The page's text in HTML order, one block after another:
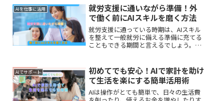
用方法について解説します。
AIを仕事に活用
就労支援に通いながら準備！外
で働く前にAIスキルを磨く方法
就労支援に通っている時期は、AIスキル
を整えて一般就労に備える準備に充てる
こともできる期間と言えるでしょう。難
を重ねて就職準備につなげることが有効
です。
AIでサポート
初めてでも安心！AIで家計を助け
て生活を楽にする簡単活用術
AIは操作がとても簡単で、日々の生活費